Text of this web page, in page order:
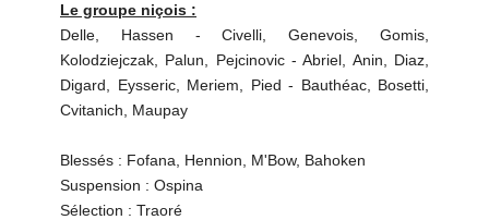
Le groupe niçois :
Delle, Hassen - Civelli, Genevois, Gomis,
Kolodziejczak, Palun, Pejcinovic - Abriel, Anin, Diaz,
Digard, Eysseric, Meriem, Pied - Bauthéac, Bosetti,
Cvitanich, Maupay
Blessés : Fofana, Hennion, M'Bow, Bahoken
Suspension : Ospina
Sélection : Traoré